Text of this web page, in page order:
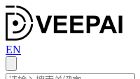
EN